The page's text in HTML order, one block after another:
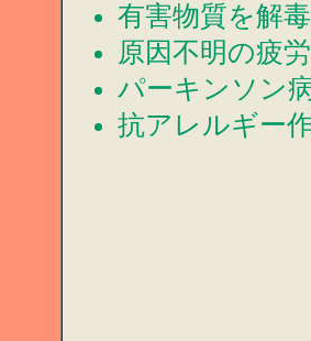
有害物質を解
原因不明の疲
パーキンソン
抗アレルギー